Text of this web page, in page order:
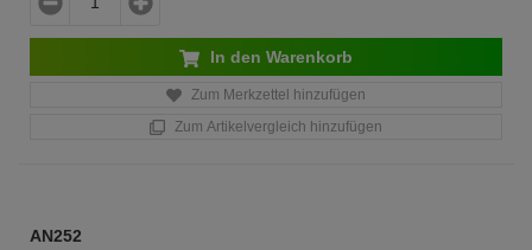
In den Warenkorb
Zum Merkzettel hinzufügen
Zum Artikelvergleich hinzufügen
AN252